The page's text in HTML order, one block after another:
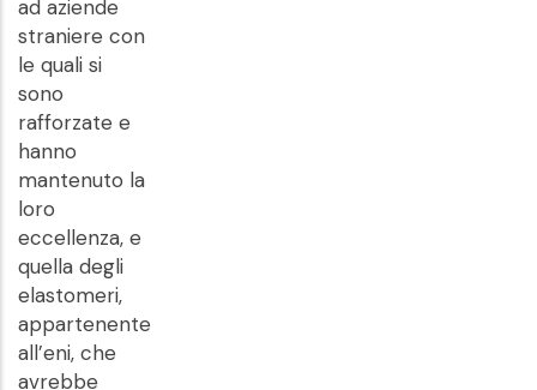
ad aziende
straniere con
le quali si
sono
rafforzate e
hanno
mantenuto la
loro
eccellenza, e
quella degli
elastomeri,
appartenente
all’eni, che
avrebbe